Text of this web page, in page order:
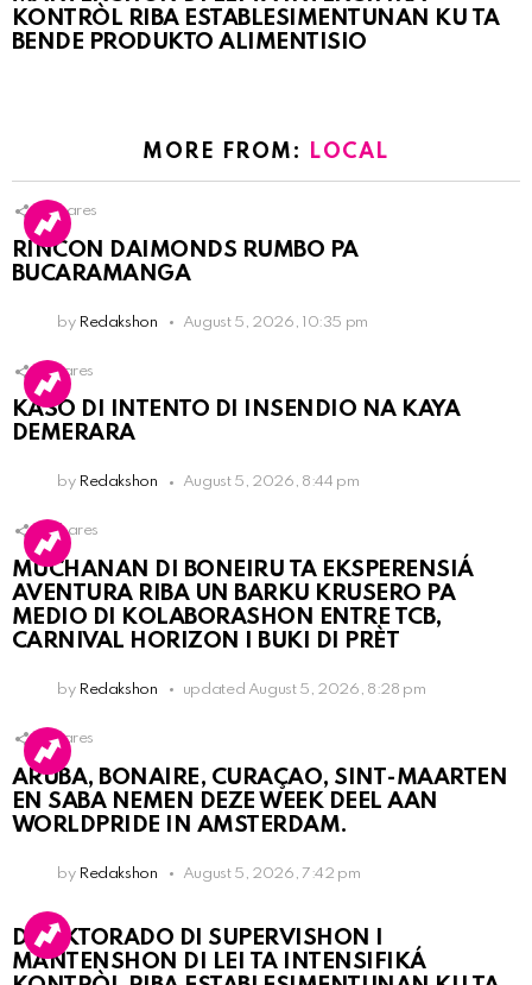
KONTRÒL RIBA ESTABLESIMENTUNAN KU TA
BENDE PRODUKTO ALIMENTISIO
MORE FROM: LOCAL
Shares
RINCON DAIMONDS RUMBO PA
BUCARAMANGA
by Redakshon August 5, 2026, 10:35 pm
Shares
KASO DI INTENTO DI INSENDIO NA KAYA
DEMERARA
by Redakshon August 5, 2026, 8:44 pm
Shares
MUCHANAN DI BONEIRU TA EKSPERENSIÁ
AVENTURA RIBA UN BARKU KRUSERO PA
MEDIO DI KOLABORASHON ENTRE TCB,
CARNIVAL HORIZON I BUKI DI PRÈT
by Redakshon updated August 5, 2026, 8:28 pm
Shares
ARUBA, BONAIRE, CURAÇAO, SINT-MAARTEN
EN SABA NEMEN DEZE WEEK DEEL AAN
WORLDPRIDE IN AMSTERDAM.
by Redakshon August 5, 2026, 7:42 pm
DIREKTORADO DI SUPERVISHON I
MANTENSHON DI LEI TA INTENSIFIKÁ